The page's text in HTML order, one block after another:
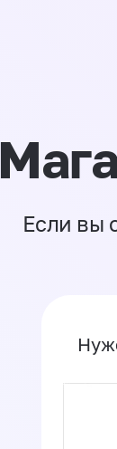
Если вы